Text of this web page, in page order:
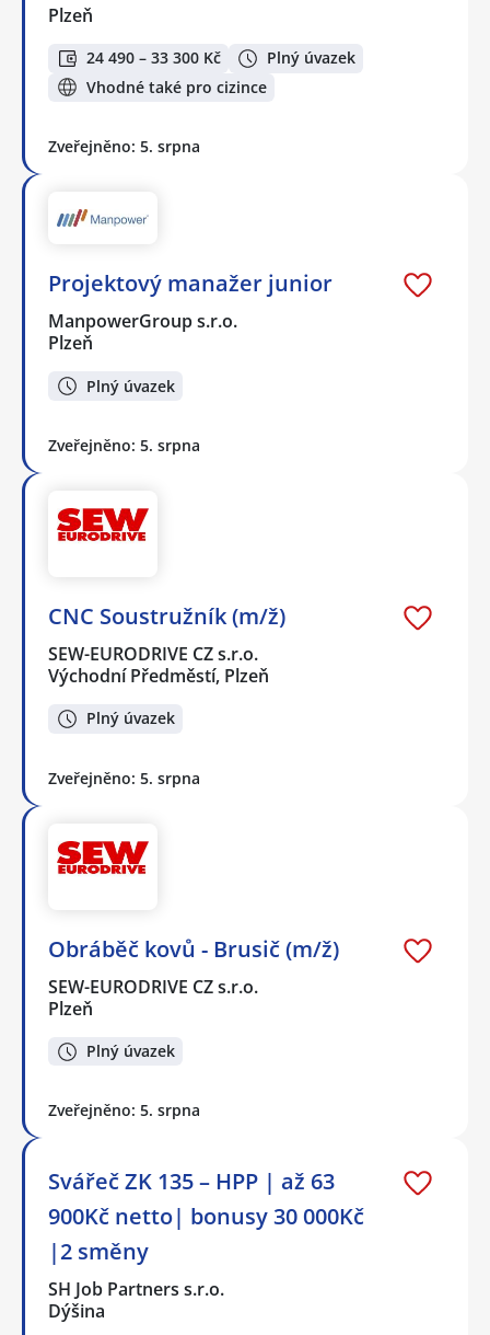
Plzeň
24 490 – 33 300 Kč
Plný úvazek
Vhodné také pro cizince
Zveřejněno: 5. srpna
Projektový manažer junior
ManpowerGroup s.r.o.
Plzeň
Plný úvazek
Zveřejněno: 5. srpna
CNC Soustružník (m/ž)
SEW-EURODRIVE CZ s.r.o.
Východní Předměstí, Plzeň
Plný úvazek
Zveřejněno: 5. srpna
Obráběč kovů - Brusič (m/ž)
SEW-EURODRIVE CZ s.r.o.
Plzeň
Plný úvazek
Zveřejněno: 5. srpna
Svářeč ZK 135 – HPP | až 63
900Kč netto| bonusy 30 000Kč
|2 směny
SH Job Partners s.r.o.
Dýšina